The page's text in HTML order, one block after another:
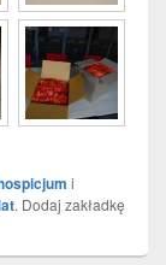
i
. Dodaj zakładkę